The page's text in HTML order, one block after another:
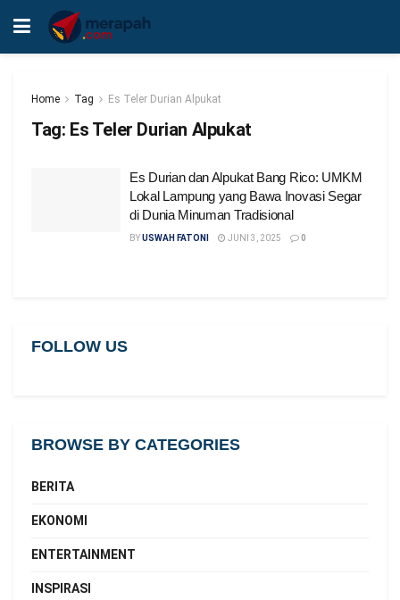
Home Tag Es Teler Durian Alpukat
Tag: Es Teler Durian Alpukat
Es Durian dan Alpukat Bang Rico: UMKM
Lokal Lampung yang Bawa Inovasi Segar
di Dunia Minuman Tradisional
BYUSWAH FATONI JUNI 3, 2025 0
FOLLOW US
BROWSE BY CATEGORIES
BERITA
EKONOMI
ENTERTAINMENT
INSPIRASI